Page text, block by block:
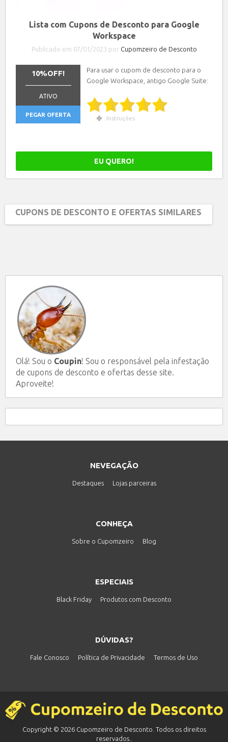
Lista com Cupons de Desconto para Google
Workspace
Publicado em 07/01/2023 por Cupomzeiro de Desconto
10%OFF!
ATIVO
PEGAR OFERTA
Para usar o cupom de desconto para o
Google Workspace, antigo Google Suite:
Instruções
EU QUERO!
CUPONS DE DESCONTO E OFERTAS SIMILARES
Olá! Sou o Coupin! Sou o responsável pela infestação
de cupons de desconto e ofertas desse site.
Aproveite!
NEVEGAÇÃO
Destaques Lojas parceiras
CONHEÇA
Sobre o Cupomzeiro Blog
ESPECIAIS
Black Friday Produtos com Desconto
DÚVIDAS?
Fale Conosco Política de Privacidade Termos de Uso
Copyright © 2026 Cupomzeiro de Desconto. Todos os direitos
reservados..